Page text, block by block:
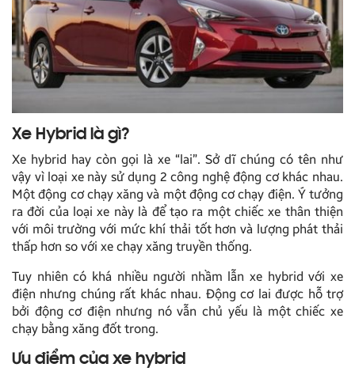
Xe Hybrid là gì?
Xe hybrid hay còn gọi là xe “lai”. Sở dĩ chúng có tên như
vậy vì loại xe này sử dụng 2 công nghệ động cơ khác nhau.
Một động cơ chạy xăng và một động cơ chạy điện. Ý tưởng
ra đời của loại xe này là để tạo ra một chiếc xe thân thiện
với môi trường với mức khí thải tốt hơn và lượng phát thải
thấp hơn so với xe chạy xăng truyền thống.
Tuy nhiên có khá nhiều người nhầm lẫn xe hybrid với xe
điện nhưng chúng rất khác nhau. Động cơ lai được hỗ trợ
bởi động cơ điện nhưng nó vẫn chủ yếu là một chiếc xe
chạy bằng xăng đốt trong.
Ưu điểm của xe hybrid